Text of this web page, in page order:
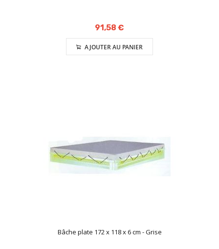
91,58 €
AJOUTER AU PANIER
Bâche plate 172 x 118 x 6 cm - Grise